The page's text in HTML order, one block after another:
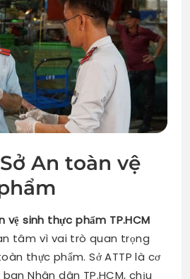
An toàn vệ
vệ sinh thực phẩm TP.HCM
tâm vì vai trò quan trọng
thực phẩm. Sở ATTP là cơ
Nhân dân TP.HCM, chịu